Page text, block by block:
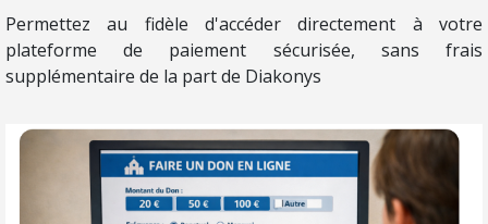
Permettez au fidèle d'accéder directement à votre
plateforme de paiement sécurisée, sans frais
supplémentaire de la part de Diakonys